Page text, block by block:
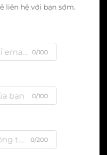
liên hệ với bạn sớm.
0/100
0/100
0/200